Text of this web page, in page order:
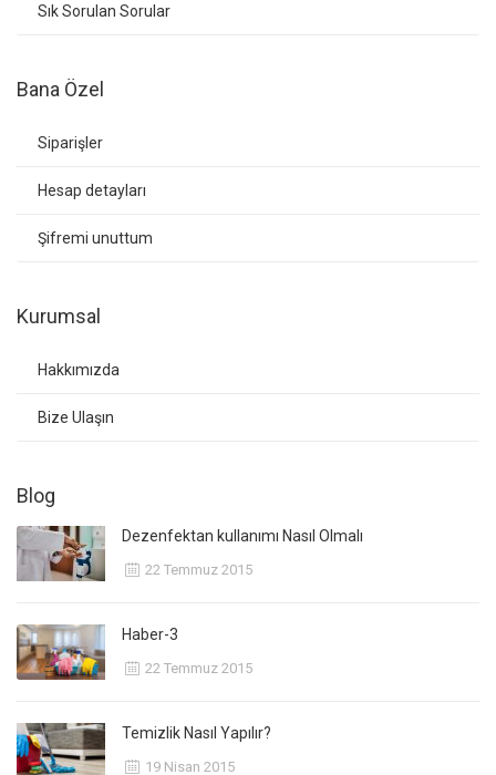
Sık Sorulan Sorular
Bana Özel
Siparişler
Hesap detayları
Şifremi unuttum
Kurumsal
Hakkımızda
Bize Ulaşın
Blog
Dezenfektan kullanımı Nasıl Olmalı
22 Temmuz 2015
Haber-3
22 Temmuz 2015
Temizlik Nasıl Yapılır?
19 Nisan 2015